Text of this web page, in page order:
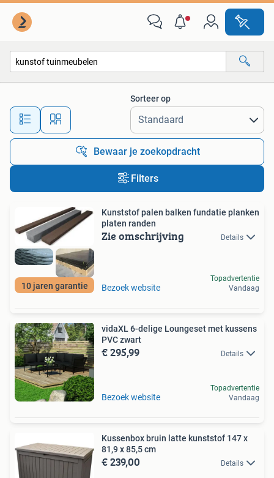
Alle afstanden…
Sorteer op
Bewaar je zoekopdracht
Filters
10 jaren garantie
Kunststof palen balken fundatie planken
platen randen
Zie omschrijving Details
Bezoek website
Topadvertentie
Vandaag
vidaXL 6-delige Loungeset met kussens
PVC zwart
€ 295,99 Details
Bezoek website
Topadvertentie
Vandaag
Kussenbox bruin latte kunststof 147 x
81,9 x 85,5 cm
€ 239,00 Details